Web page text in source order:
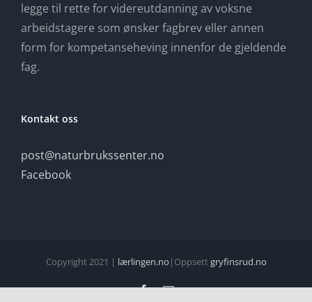
legge til rette for videreutdanning av voksne
arbeidstagere som ønsker fagbrev eller annen
form for kompetanseheving innenfor de gjeldende
fag.
Kontakt oss
post@naturbrukssenter.no
Facebook
Copyright 2021 | lærlingen.no |Oppsett gryfinsrud.no
Facebook
E-